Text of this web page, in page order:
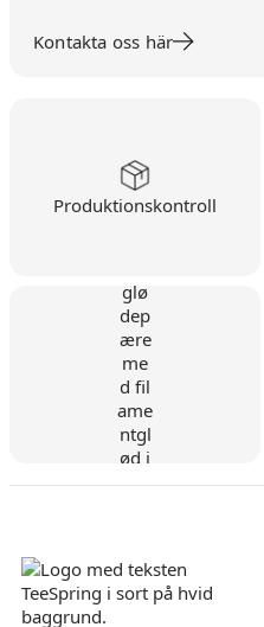
Kontakta oss här
Produktionskontroll